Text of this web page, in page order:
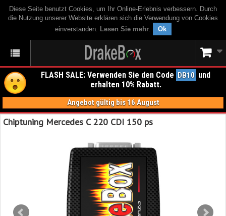
Diese Seite benutzt Cookies, um Ihr Online-Erlebnis verbessern. Durch
die Nutzung unserer Website erklären sich die Verwendung von Cookies
einverstanden. Lesen Sie mehr. Ok
FLASH SALE: Verwenden Sie den Code DB10 und
erhalten 10% Rabatt.
Angebot gültig bis 16 August
Chiptuning Mercedes C 220 CDI 150 ps